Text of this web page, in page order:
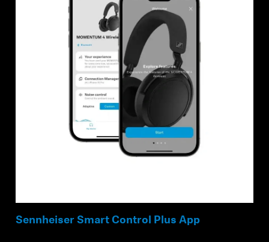
Sennheiser Smart Control Plus App